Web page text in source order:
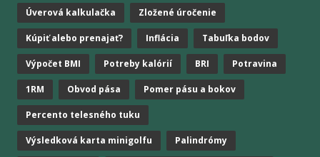
Úverová kalkulačka Zložené úročenie
Kúpiť alebo prenajať? Inflácia Tabuľka bodov
Výpočet BMI Potreby kalórií BRI Potravina
1RM Obvod pása Pomer pásu a bokov
Percento telesného tuku
Výsledková karta minigolfu Palindrómy